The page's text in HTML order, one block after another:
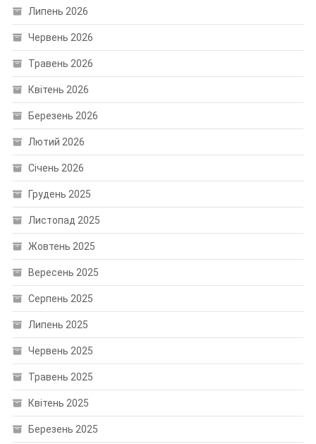
Липень 2026
Червень 2026
Травень 2026
Квітень 2026
Березень 2026
Лютий 2026
Січень 2026
Грудень 2025
Листопад 2025
Жовтень 2025
Вересень 2025
Серпень 2025
Липень 2025
Червень 2025
Травень 2025
Квітень 2025
Березень 2025